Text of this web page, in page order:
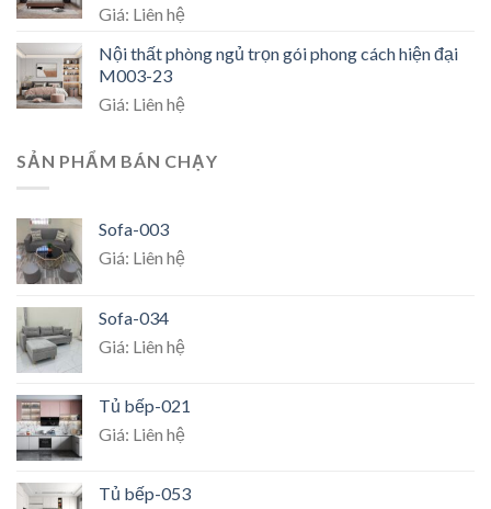
Giá: Liên hệ
Nội thất phòng ngủ trọn gói phong cách hiện đại
M003-23
Giá: Liên hệ
SẢN PHẨM BÁN CHẠY
Sofa-003
Giá: Liên hệ
Sofa-034
Giá: Liên hệ
Tủ bếp-021
Giá: Liên hệ
Tủ bếp-053